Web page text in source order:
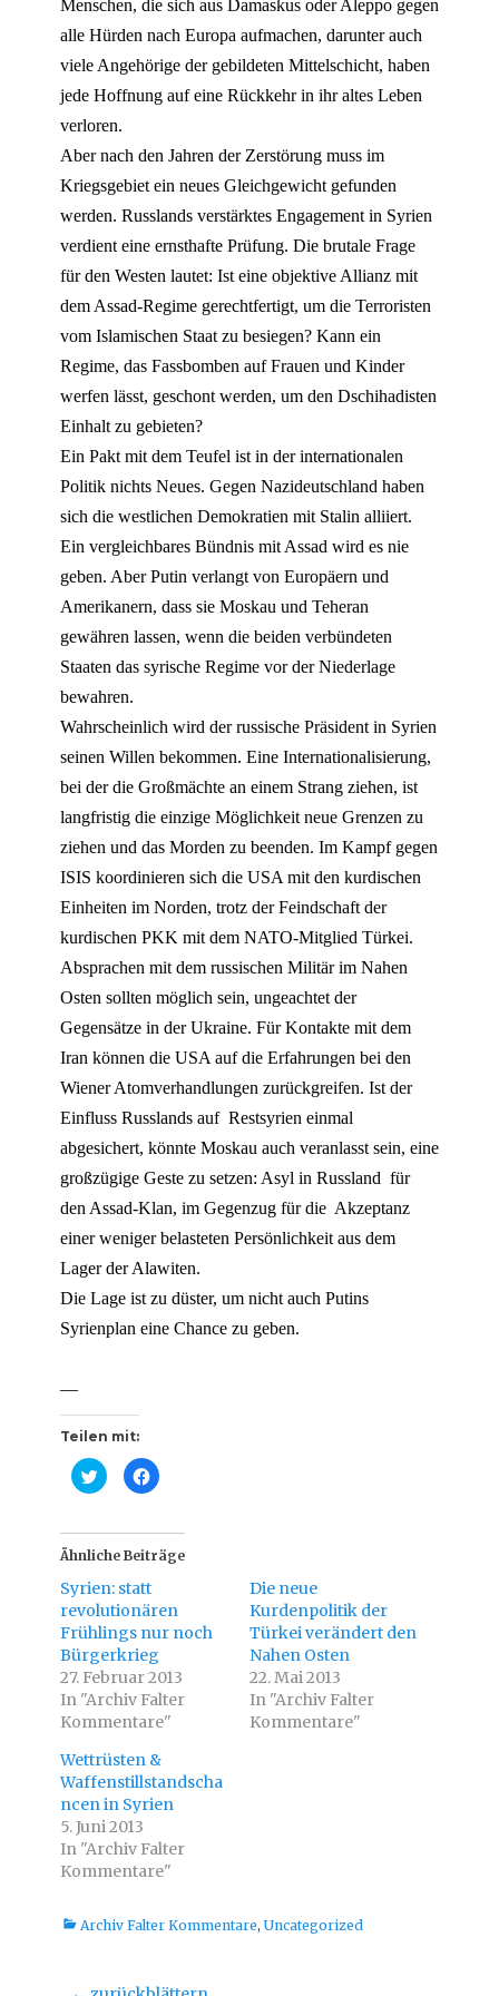
Menschen, die sich aus Damaskus oder Aleppo gegen
alle Hürden nach Europa aufmachen, darunter auch
viele Angehörige der gebildeten Mittelschicht, haben
jede Hoffnung auf eine Rückkehr in ihr altes Leben
verloren.
Aber nach den Jahren der Zerstörung muss im
Kriegsgebiet ein neues Gleichgewicht gefunden
werden. Russlands verstärktes Engagement in Syrien
verdient eine ernsthafte Prüfung. Die brutale Frage
für den Westen lautet: Ist eine objektive Allianz mit
dem Assad-Regime gerechtfertigt, um die Terroristen
vom Islamischen Staat zu besiegen? Kann ein
Regime, das Fassbomben auf Frauen und Kinder
werfen lässt, geschont werden, um den Dschihadisten
Einhalt zu gebieten?
Ein Pakt mit dem Teufel ist in der internationalen
Politik nichts Neues. Gegen Nazideutschland haben
sich die westlichen Demokratien mit Stalin alliiert.
Ein vergleichbares Bündnis mit Assad wird es nie
geben. Aber Putin verlangt von Europäern und
Amerikanern, dass sie Moskau und Teheran
gewähren lassen, wenn die beiden verbündeten
Staaten das syrische Regime vor der Niederlage
bewahren.
Wahrscheinlich wird der russische Präsident in Syrien
seinen Willen bekommen. Eine Internationalisierung,
bei der die Großmächte an einem Strang ziehen, ist
langfristig die einzige Möglichkeit neue Grenzen zu
ziehen und das Morden zu beenden. Im Kampf gegen
ISIS koordinieren sich die USA mit den kurdischen
Einheiten im Norden, trotz der Feindschaft der
kurdischen PKK mit dem NATO-Mitglied Türkei.
Absprachen mit dem russischen Militär im Nahen
Osten sollten möglich sein, ungeachtet der
Gegensätze in der Ukraine. Für Kontakte mit dem
Iran können die USA auf die Erfahrungen bei den
Wiener Atomverhandlungen zurückgreifen. Ist der
Einfluss Russlands auf Restsyrien einmal
abgesichert, könnte Moskau auch veranlasst sein, eine
großzügige Geste zu setzen: Asyl in Russland für
den Assad-Klan, im Gegenzug für die Akzeptanz
einer weniger belasteten Persönlichkeit aus dem
Lager der Alawiten.
Die Lage ist zu düster, um nicht auch Putins
Syrienplan eine Chance zu geben.
—
Teilen mit:
K
l
,
u
m
b
e
r
T
i
t
t
e
z
t
e
i
l
e
n
(
W
i
r
n
K
l
,
u
m
f
F
a
e
b
o
o
z
t
e
i
l
e
W
i
r
n
Ähnliche Beiträge
Syrien: statt
revolutionären
Frühlings nur noch
Bürgerkrieg
27. Februar 2013
In "Archiv Falter
Kommentare"
Die neue
Kurdenpolitik der
Türkei verändert den
Nahen Osten
22. Mai 2013
In "Archiv Falter
Kommentare"
Wettrüsten &
Waffenstillstandscha
ncen in Syrien
5. Juni 2013
In "Archiv Falter
Kommentare"
Kategorien
Archiv Falter Kommentare, Uncategorized